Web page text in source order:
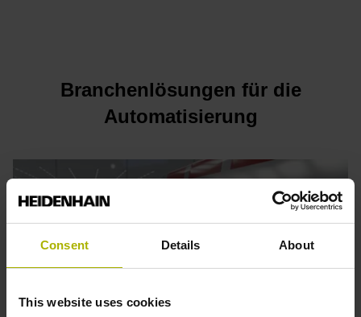
Consent Details About
This website uses cookies
Branchenlösungen für die
Automatisierung